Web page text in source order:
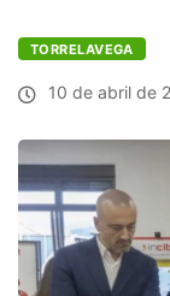
TORRELAVEGA
10 de abril de